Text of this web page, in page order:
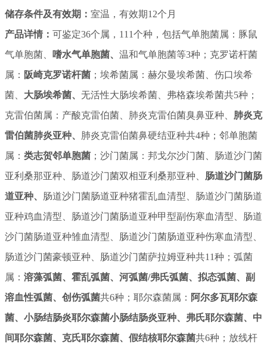
储存条件及有效期： 室温，有效期12个月
产品详情： 可鉴定36个属，111个种，包括气单胞菌属： 豚鼠
气单胞菌、 嗜水气单胞菌、 温和气单胞菌等3种；克罗诺杆菌
属： 阪崎克罗诺杆菌 ；埃希菌属： 赫尔曼埃希菌、 伤口埃希
菌、 大肠埃希菌、 无活性大肠埃希菌、 弗格森埃希菌共5种；
克雷伯菌属： 产酸克雷伯菌、 肺炎克雷伯菌臭鼻亚种、 肺炎克
雷伯菌肺炎亚种、 肺炎克雷伯菌鼻硬结亚种共4种；邻单胞菌
属： 类志贺邻单胞菌 ；沙门菌属： 邦戈尔沙门菌、 肠道沙门菌
亚利桑那亚种、 肠道沙门菌双相亚利桑那亚种、 肠道沙门菌肠
道亚种、 肠道沙门菌肠道亚种猪霍乱血清型、 肠道沙门菌肠道
亚种鸡血清型、 肠道沙门菌肠道亚种甲型副伤寒血清型、 肠道
沙门菌肠道亚种雏血清型、 肠道沙门菌肠道亚种伤寒血清型、
肠道沙门菌豪顿亚种、 肠道沙门菌萨拉姆亚种共11种；弧菌
属： 溶藻弧菌、霍乱弧菌、河弧菌/弗氏弧菌、拟态弧菌、副
溶血性弧菌、创伤弧菌共6种；耶尔森菌属： 阿尔多瓦耶尔森
菌、小肠结肠炎耶尔森菌小肠结肠炎亚种、弗氏耶尔森菌、中
间耶尔森菌、克氏耶尔森菌、假结核耶尔森菌共6种；放线杆